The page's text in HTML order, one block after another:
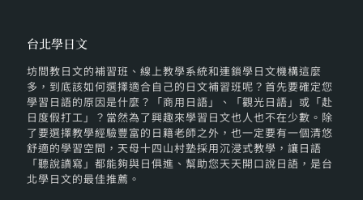
台北學日文
坊間教日文的補習班、線上教學系統和連鎖學日文機構這麼
多，到底該如何選擇適合自己的日文補習班呢？首先要確定您
學習日語的原因是什麼？「商用日語」、「觀光日語」或「赴
日度假打工」？當然為了興趣來學習日文也人也不在少數。除
了要選擇教學經驗豐富的日籍老師之外，也一定要有一個清悠
舒適的學習空間，天母十四山村塾採用沉浸式教學，讓日語
「聽說讀寫」都能夠與日俱進、幫助您天天開口說日語，是台
北學日文的最佳推薦。